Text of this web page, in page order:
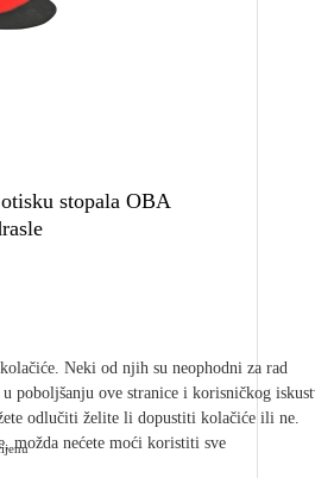
stopala OBA
Neki od njih su neophodni za rad
poboljšanju ove stranice i korisničkog
odlučiti želite li dopustiti kolačiće ili ne.
možda nećete moći koristiti sve